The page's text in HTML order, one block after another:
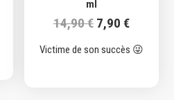
ml
14,90€ Le
initial
7,90 €Le
actuel
Victime de son succès 😜